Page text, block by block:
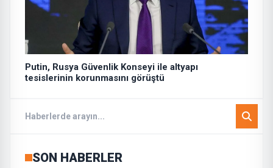
Putin, Rusya Güvenlik Konseyi ile altyapı
tesislerinin korunmasını görüştü
SON HABERLER